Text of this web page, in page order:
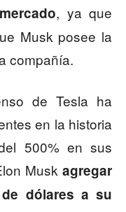
, ya que
Musk posee la
compañía.
de Tesla ha
en la historia
500% en sus
Musk agregar
dólares a su